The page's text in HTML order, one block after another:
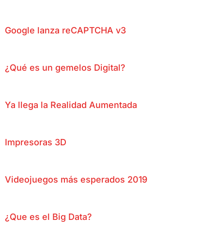
Google lanza reCAPTCHA v3
¿Qué es un gemelos Digital?
Ya llega la Realidad Aumentada
Impresoras 3D
Videojuegos más esperados 2019
¿Que es el Big Data?